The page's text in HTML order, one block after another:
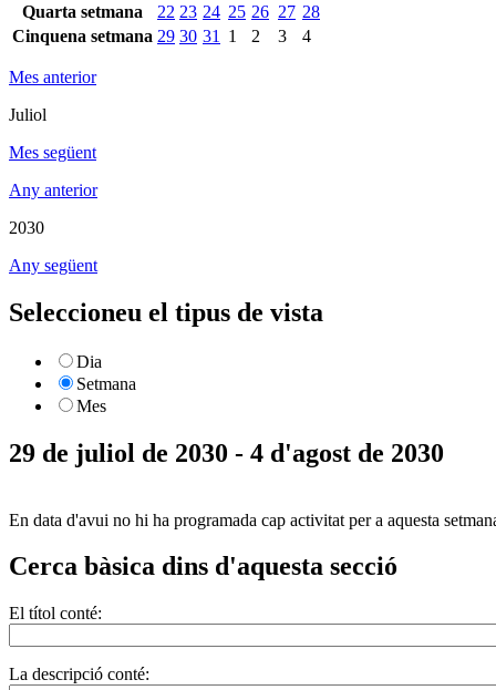
Quarta setmana
22 23 24 25 26 27 28
Cinquena setmana 29 30 31 1 2 3 4
Mes anterior
Juliol
Mes següent
Any anterior
2030
Any següent
Seleccioneu el tipus de vista
Dia
Setmana
Mes
29 de juliol de 2030 - 4 d'agost de 2030
En data d'avui no hi ha programada cap activitat per a aquesta
Cerca bàsica dins d'aquesta secció
El títol conté:
La descripció conté: